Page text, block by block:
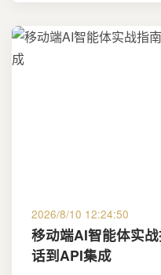
2026/8/10 12:24:50
移动端AI智能体实
话到API集成